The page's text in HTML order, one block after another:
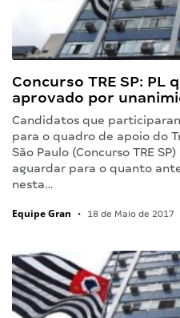
Concurso TRE SP: PL
aprovado por
Candidatos que
para o quadro de apoio do
São Paulo (Concurso TRE
aguardar para o quanto
nesta…
Equipe Gran • 18 de Maio de 2017